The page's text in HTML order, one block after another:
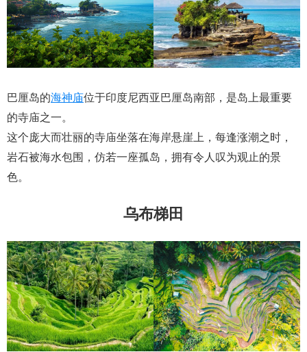
巴厘岛的海神庙位于印度尼西亚巴厘岛南部，是岛上最重要
的寺庙之一。
这个庞大而壮丽的寺庙坐落在海岸悬崖上，每逢涨潮之时，
岩石被海水包围，仿若一座孤岛，拥有令人叹为观止的景
色。
乌布梯田